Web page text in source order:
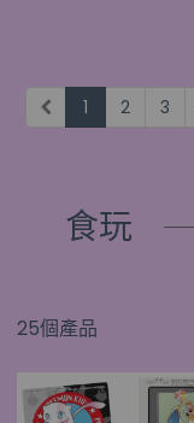
1 2 3
食玩
25個產品